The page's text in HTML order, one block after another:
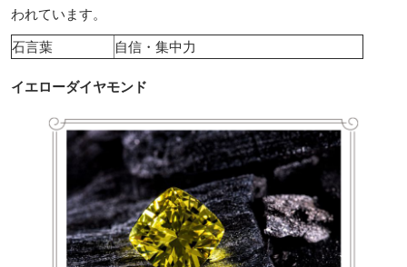
われています。
石言葉
自信・集中力
イエローダイヤモンド